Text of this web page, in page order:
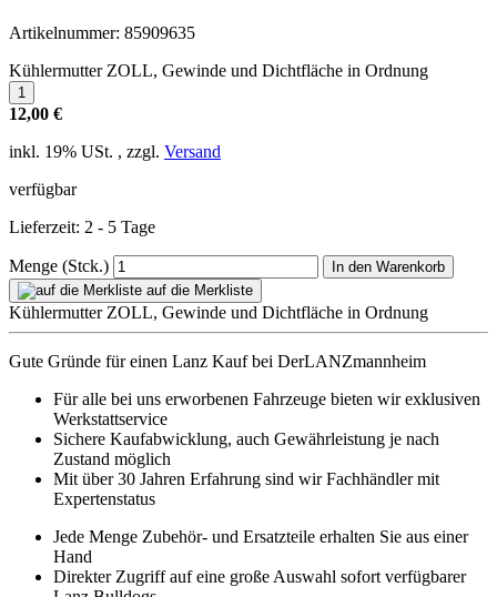
Artikelnummer: 85909635
Kühlermutter ZOLL, Gewinde und Dichtfläche in Ordnung
12,00 €
inkl. 19% USt. , zzgl. Versand
verfügbar
Lieferzeit: 2 - 5 Tage
Menge (Stck.)
In den Warenkorb
auf die Merkliste
Kühlermutter ZOLL, Gewinde und Dichtfläche in Ordnung
Gute Gründe für einen Lanz Kauf bei DerLANZmannheim
Für alle bei uns erworbenen Fahrzeuge bieten wir exklusiven
Werkstattservice
Sichere Kaufabwicklung, auch Gewährleistung je nach
Zustand möglich
Mit über 30 Jahren Erfahrung sind wir Fachhändler mit
Expertenstatus
Jede Menge Zubehör- und Ersatzteile erhalten Sie aus einer
Hand
Direkter Zugriff auf eine große Auswahl sofort verfügbarer